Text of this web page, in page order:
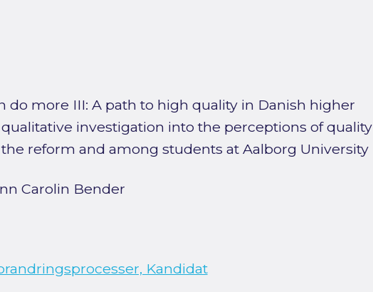
do more III: A path to high quality in Danish higher
investigation into the perceptions of quality
reform and among students at Aalborg University
Carolin Bender
Kandidat